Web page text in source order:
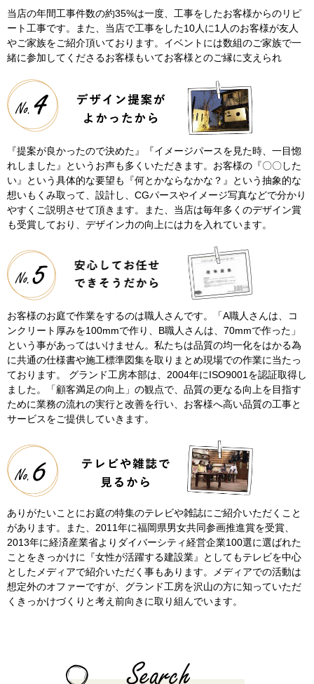
当店の年間工事件数の約35%は一度、工事をしたお客様からのリピ
ート工事です。また、当店で工事をした10人に1人のお客様が友人
やご家族をご紹介頂いております。イベントには数組のご家族で一
緒に参加してくださるお客様もいてお客様とのご縁に支えられ
『提案が良かったので決めた』『イメージパースを見た時、一目惚
れしました』というお声も多くいただきます。お客様の『〇〇した
い』という具体的な要望も『何とかならなかな？』という抽象的な
想いもくみ取って、設計し、CGパースやイメージ写真などで分かり
やすくご説明させて頂きます。また、当店は毎年多くのデザイン賞
も受賞しており、デザイン力の向上には力を入れています。
お客様のお庭で作業をするのは職人さんです。「A職人さんは、コ
ンクリート厚みを100mmで作り、B職人さんは、70mmで作った」
という事があってはいけません。私たちは品質の均一化をはかる為
に共通の仕様書や施工標準図集を取りまとめ現場での作業に当たっ
ております。 グランド工房本部は、2004年にISO9001を認証取得し
ました。「顧客満足の向上」の観点で、品質の更なる向上を目指す
ために業務の流れの実行と改善を行い、お客様へ高い品質の工事と
サービスをご提供していきます。
ありがたいことにお庭の特集のテレビや雑誌にご紹介いただくこと
があります。また、2011年に福岡県男女共同参画推進賞を受賞、
2013年に経済産業省よりダイバーシティ経営企業100選に選ばれた
ことをきっかけに『女性が活躍する建設業』としてもテレビを中心
としたメディアで紹介いただく事もあります。メディアでの活動は
想定外のオファーですが、グランド工房を沢山の方に知っていただ
くきっかけづくりと考え前向きに取り組んでいます。